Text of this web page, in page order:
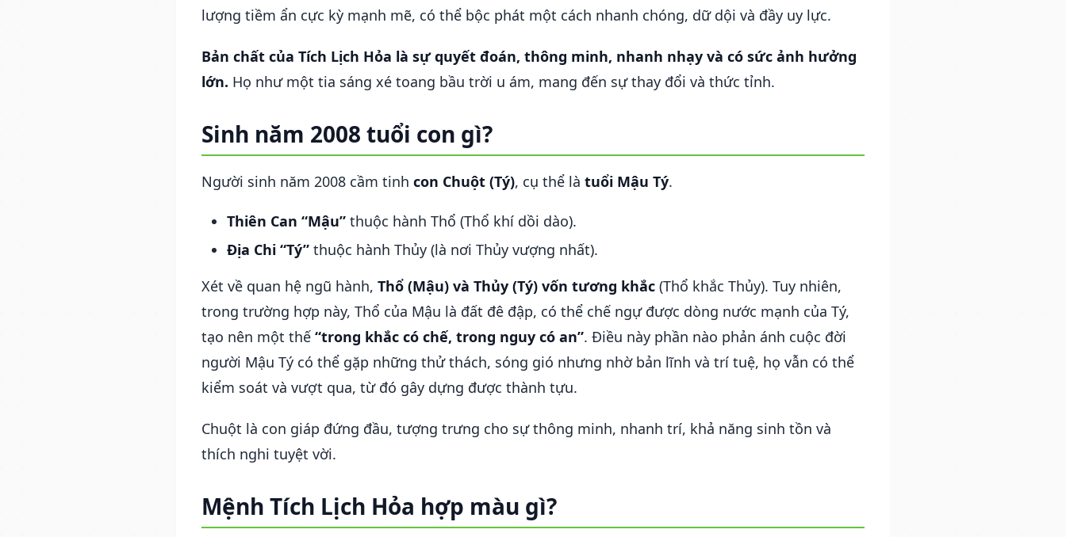
lượng tiềm ẩn cực kỳ mạnh mẽ, có thể bộc phát một cách nhanh chóng, dữ dội và đầy uy lực.
Bản chất của Tích Lịch Hỏa là sự quyết đoán, thông minh, nhanh nhạy và có sức ảnh hưởng
lớn. Họ như một tia sáng xé toang bầu trời u ám, mang đến sự thay đổi và thức tỉnh.
Sinh năm 2008 tuổi con gì?
Người sinh năm 2008 cầm tinh con Chuột (Tý), cụ thể là tuổi Mậu Tý.
Thiên Can “Mậu” thuộc hành Thổ (Thổ khí dồi dào).
Địa Chi “Tý” thuộc hành Thủy (là nơi Thủy vượng nhất).
Xét về quan hệ ngũ hành, Thổ (Mậu) và Thủy (Tý) vốn tương khắc (Thổ khắc Thủy). Tuy nhiên,
trong trường hợp này, Thổ của Mậu là đất đê đập, có thể chế ngự được dòng nước mạnh của Tý,
tạo nên một thế “trong khắc có chế, trong nguy có an”. Điều này phần nào phản ánh cuộc đời
người Mậu Tý có thể gặp những thử thách, sóng gió nhưng nhờ bản lĩnh và trí tuệ, họ vẫn có thể
kiểm soát và vượt qua, từ đó gây dựng được thành tựu.
Chuột là con giáp đứng đầu, tượng trưng cho sự thông minh, nhanh trí, khả năng sinh tồn và
thích nghi tuyệt vời.
Mệnh Tích Lịch Hỏa hợp màu gì?